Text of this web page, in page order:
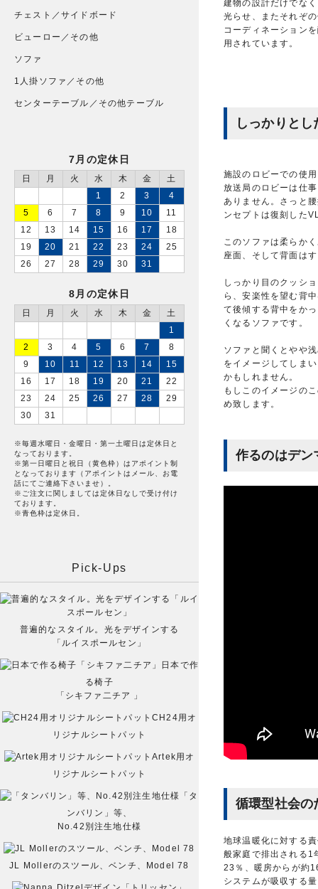
建物の設計だけでな
光らせ、またそれぞ
コーディネーション
用されています。
しっかりと
施設のロビーでの使
放送局のロビーは仕
ありません。さっと
ンセプトは復刻した
このソファは柔らか
座面、そして背面は
しっかり目のクッシ
ら、安楽性を望む背
て後傾する背中をか
くなるソファです。
ソファと聞くとやや
をイメージしてしま
かもしれません。
もしこのイメージの
め致します。
作るのはデン
循環型社会の
地球温暖化に対する
般家庭で排出される1
23％、暖房からが約
システムが吸収する
チェスト／サイドボード
ビューロー／その他
ソファ
1人掛ソファ／その他
センターテーブル／その他テーブル
7月の定休日
日 月 火 水 木 金
土
1
2 3
4
5
6 7 8 9 10
11
12
13 14 15 16 17
18
19
20 21 22 23 24
25
26
27 28 29 30 31
8月の定休日
日 月 火 水 木 金
土
1
2
3 4 5 6 7
8
9
10 11 12 13 14
15
16
17 18 19 20 21
22
23
24 25 26 27 28
29
30
31
※毎週水曜日・金曜日・第一土曜日は定休日と
なっております。
※第一日曜日と祝日（黄色枠）はアポイント制
となっております（アポイントはメール、お電
話にてご連絡下さいませ）。
※ご注文に関しましては定休日なしで受け付け
ております。
※青色枠は定休日。
Pick-Ups
普遍的なスタイル。光をデザインする
「ルイスポールセン」
日本で作
る椅子
「シキファ二チア 」
CH24用オ
リジナルシートパット
Artek用オ
リジナルシートパット
「タ
ンバリン」等、
No.42別注生地仕様
JL Mollerのスツール、ベンチ、Model 78